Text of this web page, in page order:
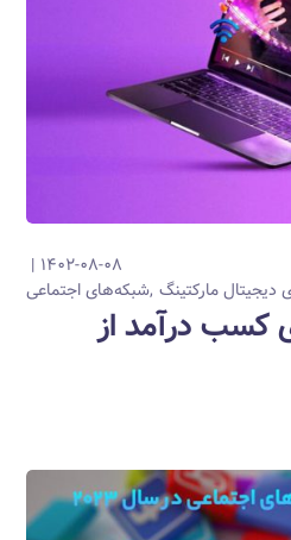
۱۴۰۲-۰۸-۰۸
دیجیتال مارکتینگ شبکه‌های اجتماعی
کسب درآمد از